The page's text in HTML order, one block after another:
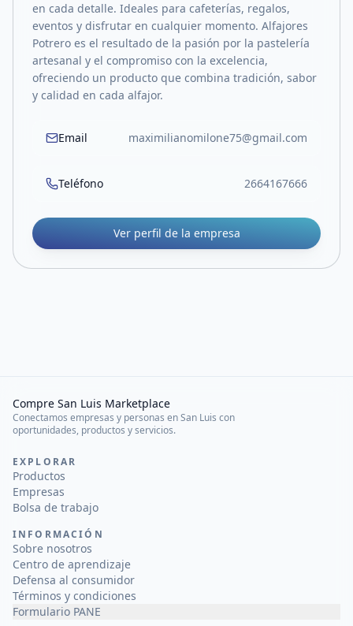
en cada detalle. Ideales para cafeterías, regalos,
eventos y disfrutar en cualquier momento. Alfajores
Potrero es el resultado de la pasión por la pastelería
artesanal y el compromiso con la excelencia,
ofreciendo un producto que combina tradición, sabor
y calidad en cada alfajor.
Email maximilianomilone75@gmail.com
Teléfono 2664167666
Ver perfil de la empresa
Compre San Luis Marketplace
Conectamos empresas y personas en San Luis con
oportunidades, productos y servicios.
EXPLORAR
Productos
Empresas
Bolsa de trabajo
INFORMACIÓN
Sobre nosotros
Centro de aprendizaje
Defensa al consumidor
Términos y condiciones
Formulario PANE